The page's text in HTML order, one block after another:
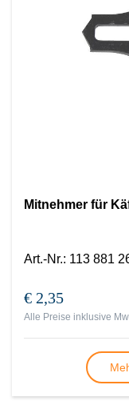
Mitnehmer für
Art.-Nr.: 113 881
€ 2,35
Alle Preise inklusive